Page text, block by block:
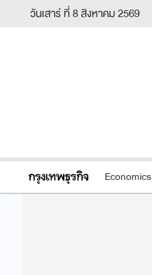
วันเสาร์ ที่ 8 สิงหาคม 2569
Economics